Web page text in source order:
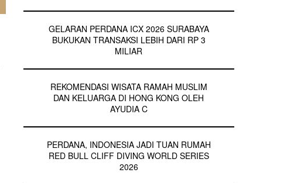
GELARAN PERDANA ICX 2026 SURABAYA
BUKUKAN TRANSAKSI LEBIH DARI RP 3
MILIAR
REKOMENDASI WISATA RAMAH MUSLIM
DAN KELUARGA DI HONG KONG OLEH
AYUDIA C
PERDANA, INDONESIA JADI TUAN RUMAH
RED BULL CLIFF DIVING WORLD SERIES
2026